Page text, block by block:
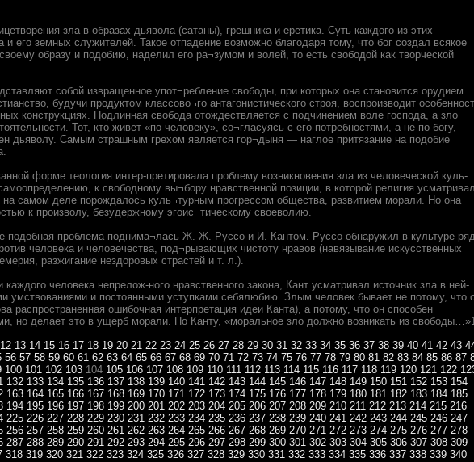
зла в образах дьявола (сатаны), грешника и еретика. Суть каждого из этих
и его земных служителей. Такое отпадение возможно благодаря тому, что бог создал всякое
образу и подобию, наделил его ра¬зумом и волей, то есть свободой как творческой
собой извращенное упот¬ребление свободы, при которых она становится орудием
будучи продуктом классово¬го антагонистического строя, воспроизводит
конструкциях. Подлинная свобода отождествляется с подчинением воле господа, а зло
Тот, кто живет «по человеку», со¬гласуясь с его потребностями, а не по богу,—
дьяволу. Самым страшным грехом является гор¬дыня — наглое притязание на подобие
форме теология интер-претировала проблему возникновения зла из человеческой куль-
к свободному вы¬бору нравственной позиции, в которой религия
на самом деле порождалось куль¬турным прогрессом общества, развитием морали. Но она
к произволу, безудержному эгоис¬тическому своеволию.
подобная проблема поднима¬лась Ж. Ж. Руссо и И. Кантом. Руссо обнаружил в культуре
человека и человечества, под¬рывающих чистоту нравов (навязывание искусственных
разжигание нездоровых страстей и т. л.).
человека непрелож-ного нравственного закона, Кант усматривал источник зла в ней-
умствованиями и постоянными уступками себялюбию. Злым человек бывает не потому, что
распространенная ошибочная интерпретация идеи Канта), а потому, что он способен
но делает это в ущерб морали. По Канту, «моральное зло должно возникать из
12 13 14 15 16 17 18 19 20 21 22 23 24 25 26 27 28 29 30 31 32 33 34 35 36 37 38 39 40 41 42 43
56 57 58 59 60 61 62 63 64 65 66 67 68 69 70 71 72 73 74 75 76 77 78 79 80 81 82 83 84 85 86 87
100 101 102 103 104 105 106 107 108 109 110 111 112 113 114 115 116 117 118 119 120 121 122
132 133 134 135 136 137 138 139 140 141 142 143 144 145 146 147 148 149 150 151 152 153 154
163 164 165 166 167 168 169 170 171 172 173 174 175 176 177 178 179 180 181 182 183 184 185
194 195 196 197 198 199 200 201 202 203 204 205 206 207 208 209 210 211 212 213 214 215 216
225 226 227 228 229 230 231 232 233 234 235 236 237 238 239 240 241 242 243 244 245 246 247
256 257 258 259 260 261 262 263 264 265 266 267 268 269 270 271 272 273 274 275 276 277 278
287 288 289 290 291 292 293 294 295 296 297 298 299 300 301 302 303 304 305 306 307 308 309
318 319 320 321 322 323 324 325 326 327 328 329 330 331 332 333 334 335 336 337 338 339 340